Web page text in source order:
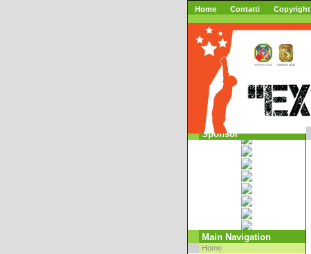
Home Contatti Copyright
Sponsor
Main Navigation
Home